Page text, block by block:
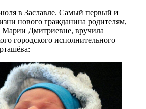
в Заславле. Самый первый и
нового гражданина родителям,
Дмитриевне, вручила
городского исполнительного